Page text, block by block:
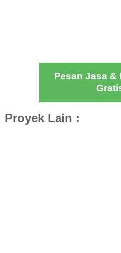
Pesan Jasa &
Proyek Lain :